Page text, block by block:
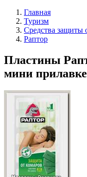
Главная
Туризм
Средства защиты
Раптор
Пластины
мини